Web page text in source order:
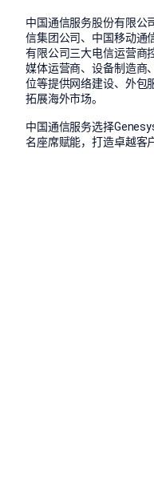
中国通信服务股份有限公
信集团公司、中国移动通
有限公司三大电信运营商
媒体运营商、设备制造商
位等提供网络建设、外包
拓展海外市场。
中国通信服务选择
名座席赋能，打造卓越客